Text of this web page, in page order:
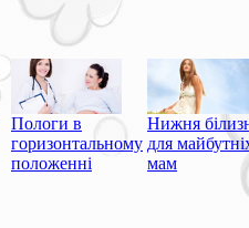
Пологи в
горизонтальному
положенні
Нижня
для
мам